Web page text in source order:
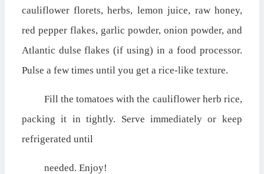
cauliflower florets, herbs, lemon juice, raw honey,
red pepper flakes, garlic powder, onion powder, and
Atlantic dulse flakes (if using) in a food processor.
Pulse a few times until you get a rice-like texture.
Fill the tomatoes with the cauliflower herb rice,
packing it in tightly. Serve immediately or keep
refrigerated until
needed. Enjoy!